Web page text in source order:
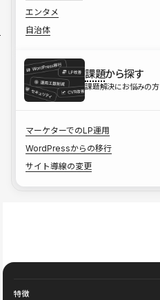
エンタメ
自治体
課題から探す
課題解決にお悩みの方
マーケターでのLP運用
WordPressからの移行
サイト導線の変更
特徴